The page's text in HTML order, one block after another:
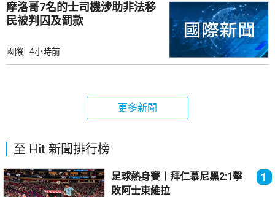
摩洛哥7名的士司機涉助非法移
民被判囚及罰款
國際 4小時前
更多新聞
至 Hit 新聞排行榜
足球熱身賽丨拜仁慕尼黑2:1擊
敗阿士東維拉
1